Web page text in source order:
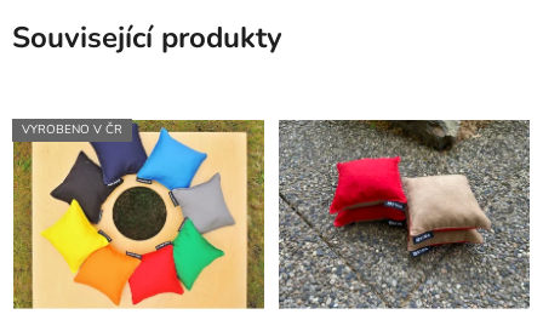
Související produkty
VYROBENO V ČR